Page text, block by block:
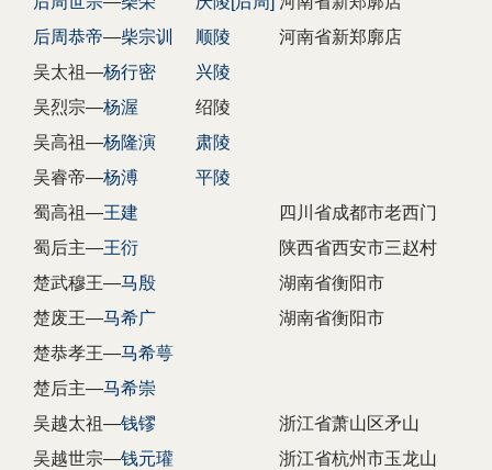
后周恭帝—柴宗训 顺陵
河南省新郑廓店
吴太祖—杨行密
兴陵
吴烈宗—杨渥
绍陵
吴高祖—杨隆演
肃陵
吴睿帝—杨溥
平陵
蜀高祖—王建
四川省成都市老西门
蜀后主—王衍
陕西省西安市三赵村
楚武穆王—马殷
湖南省衡阳市
楚废王—马希广
湖南省衡阳市
楚恭孝王—马希萼
楚后主—马希崇
吴越太祖—钱镠
浙江省萧山区矛山
吴越世宗—钱元瓘
浙江省杭州市玉龙山